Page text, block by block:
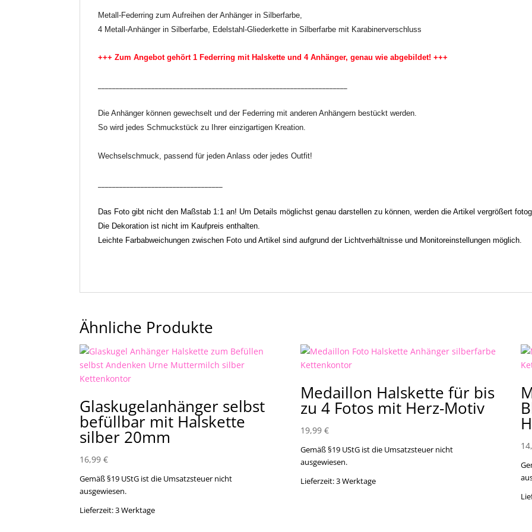
Metall-Federring zum Aufreihen der Anhänger in Silberfarbe,
4 Metall-Anhänger in Silberfarbe,
Edelstahl-Gliederkette in Silberfarbe mit Karabinerverschluss
+++ Zum Angebot gehört 1 Federring mit Halskette und 4 Anhänger, genau wie abgebildet! +++
Die Anhänger können gewechselt und der Federring mit anderen Anhängern bestückt werden.
So wird jedes Schmuckstück zu Ihrer einzigartigen Kreation.
Wechselschmuck, passend für jeden Anlass oder jedes Outfit!
Das Foto gibt nicht den Maßstab 1:1 an! Um Details möglichst genau darstellen zu können, werden die Artikel vergrößert
Die Dekoration ist nicht im Kaufpreis enthalten.
Leichte Farbabweichungen zwischen Foto und Artikel sind aufgrund der Lichtverhältnisse und Monitoreinstellungen möglich.
Ähnliche Produkte
Glaskugelanhänger selbst
befüllbar mit Halskette
silber 20mm
16,99€
Gemäß §19 UStG ist die Umsatzsteuer nicht
ausgewiesen.
Lieferzeit:3 Werktage
Medaillon Halskette für bis
zu 4 Fotos mit Herz-Motiv
19,99 €
Gemäß §19 UStG ist die Umsatzsteuer nicht
ausgewiesen.
Lieferzeit:3 Werktage